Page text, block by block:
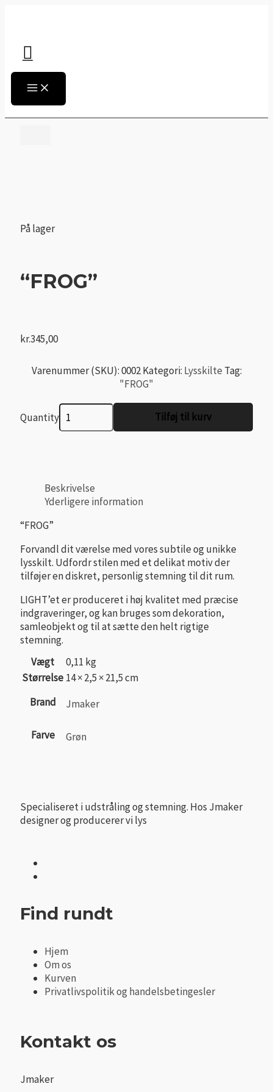
På lager
“FROG”
kr.345,00
Varenummer (SKU):0002 Kategori: Lysskilte Tag:
"FROG"
Quantity
"FROG"
antal
Tilføj til kurv
Beskrivelse
Yderligere information
“FROG”
Forvandl dit værelse med vores subtile og unikke
lysskilt. Udfordr stilen med et delikat motiv der
tilføjer en diskret, personlig stemning til dit rum.
LIGHT’et er produceret i høj kvalitet med præcise
indgraveringer, og kan bruges som dekoration,
samleobjekt og til at sætte den helt rigtige
stemning.
Vægt
0,11 kg
Størrelse 14 × 2,5 × 21,5 cm
Brand
Jmaker
Farve Grøn
Specialiseret i udstråling og stemning. Hos Jmaker
designer og producerer vi lys
Find rundt
Hjem
Om os
Kurven
Privatlivspolitik og handelsbetingesler
Kontakt os
Jmaker